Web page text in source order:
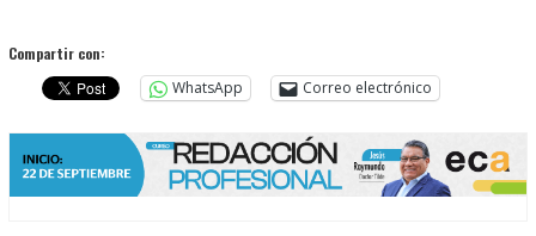
Compartir con:
WhatsApp
Correo electrónico